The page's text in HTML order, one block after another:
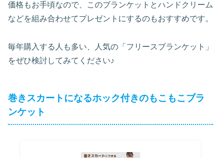
価格もお手頃なので、このブランケットとハンドクリーム
などを組み合わせてプレゼントにするのもおすすめです。
毎年購入する人も多い、人気の「フリースブランケット」
をぜひ検討してみてください♪
巻きスカートになるホック付きのもこもこブラ
ンケット